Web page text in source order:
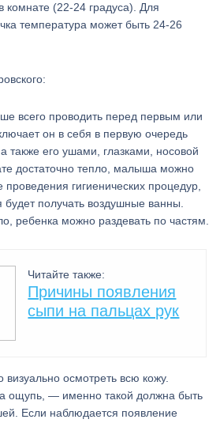
(22-24 градуса). Для
температура может быть 24-26
всего проводить перед первым или
он в себя в первую очередь
также его ушами, глазками, носовой
достаточно тепло, малыша можно
гигиенических процедур,
получать воздушные ванны.
ребенка можно раздевать по частям.
Читайте также:
Причины появления
сыпи на пальцах рук
осмотреть всю кожу.
ощупь, — именно такой должна быть
Если наблюдается появление